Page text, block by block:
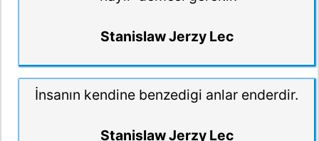
Stanislaw Jerzy Lec
İnsanın kendine benzedigi anlar enderdir.
Stanislaw Jerzy Lec